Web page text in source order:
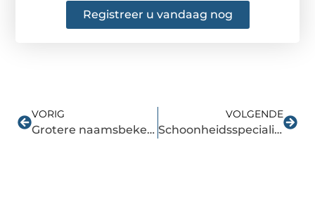
Registreer u vandaag nog
VORIG
Grotere naamsbekendheid met SEO specialist
VOLGENDE
Schoonheidsspecialiste voor iedereen